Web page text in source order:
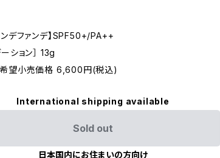
ンデファンデ】SPF50+/PA++
ーション］ 13g
希望小売価格 6,600円(税込)
International shipping available
Sold out
日本国内にお住まいの方向け